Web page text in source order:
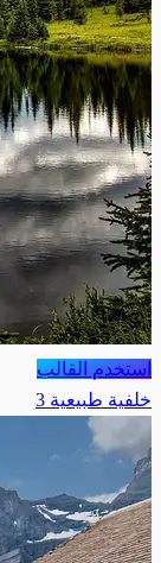
استخدم القالب
خلفية طبيعية 3